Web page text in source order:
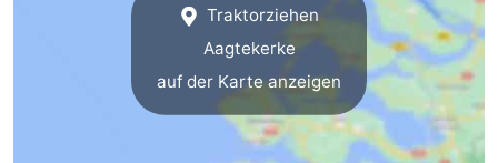
Brouwershaven
Traktorziehen
Aagtekerke
auf der Karte anzeigen